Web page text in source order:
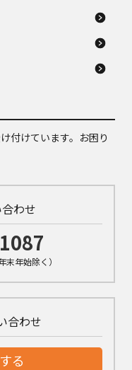
付けています。お困り
わせ
年始除く）
合わせ
る